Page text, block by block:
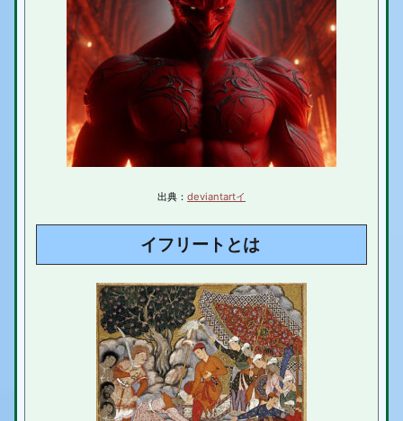
出典： deviantartイ
イフリートとは